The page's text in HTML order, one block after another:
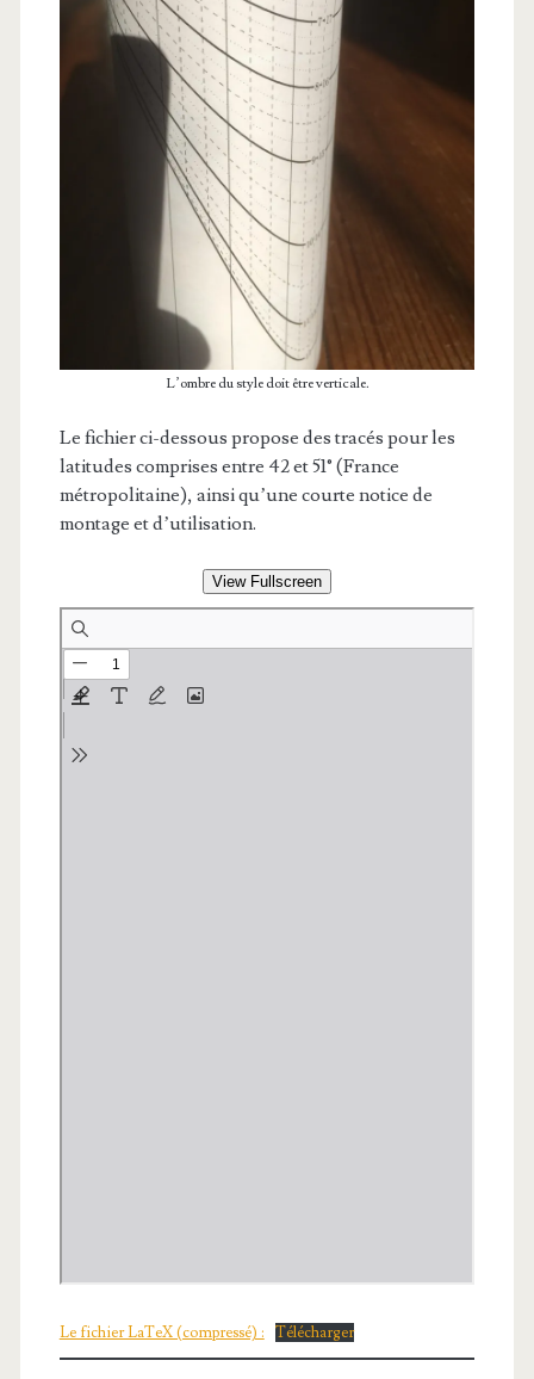
L’ombre du style doit être verticale.
Le fichier ci-dessous propose des tracés pour les
latitudes comprises entre 42 et 51° (France
métropolitaine), ainsi qu’une courte notice de
montage et d’utilisation.
View Fullscreen
Le fichier LaTeX (compressé) : Télécharger